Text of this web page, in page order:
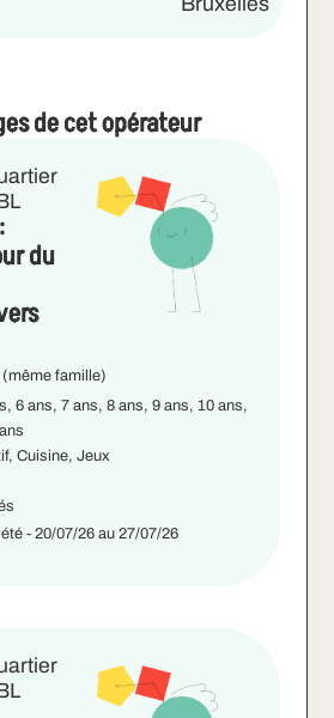
de cet opérateur
du
(même famille)
6 ans, 7 ans, 8 ans, 9 ans, 10 ans,
Cuisine, Jeux
- 20/07/26 au 27/07/26